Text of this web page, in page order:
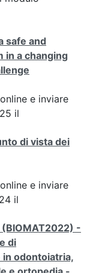
safe and
in a changing
e inviare
il
di vista dei
e inviare
il
-
di
odontoiatria,